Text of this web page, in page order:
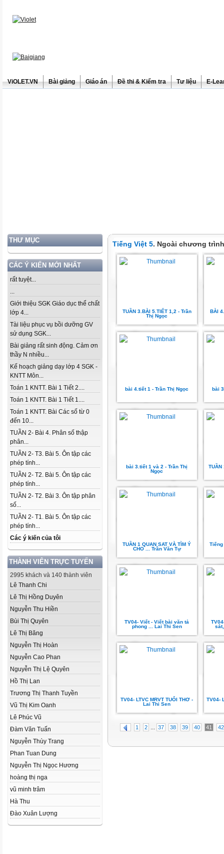
ViOLET.VN Bài giảng Giáo án Đề thi & Kiểm tra Tư liệu E-
THƯ MỤC
CÁC Ý KIẾN MỚI NHẤT
rất tuyệt...
...
Giới thiệu SGK Giáo dục thể chất
lớp 4...
Tài liệu phục vụ bồi dưỡng GV
sử dụng SGK...
Bài giảng rất sinh động. Cảm ơn
thầy N nhiều...
Kế hoạch giảng dạy lớp 4 SGK -
KNTT Môn...
Toán 1 KNTT. Bài 1 Tiết 2....
Toán 1 KNTT. Bài 1 Tiết 1....
Toán 1 KNTT. Bài Các số từ 0
đến 10...
TUẦN 2- Bài 4. Phân số thập
phân...
TUẦN 2- T3. Bài 5. Ôn tập các
phép tính...
TUẦN 2- T2. Bài 5. Ôn tập các
phép tính...
TUẦN 2- T2. Bài 3. Ôn tập phân
số...
TUẦN 2- T1. Bài 5. Ôn tập các
phép tính...
Các ý kiến của tôi
THÀNH VIÊN TRỰC TUYẾN
2995 khách và 140 thành viên
Lê Thanh Chi
Lê Thị Hồng Duyên
Nguyễn Thu Hiền
Bùi Thị Quyên
Lê Thị Băng
Nguyễn Thị Hoàn
Nguyễn Cao Phan
Nguyễn Thị Lệ Quyên
Hồ Thị Lan
Trương Thị Thanh Tuyền
Vũ Thị Kim Oanh
Lê Phúc Vũ
Đàm Văn Tuấn
Nguyễn Thùy Trang
Phan Tuan Dung
Nguyễn Thị Ngọc Hương
hoàng thị nga
vũ minh trâm
Hà Thu
Đào Xuân Lượng
Tiếng Việt 5. Ngoài chương
TUẦN 3.BÀI 5.TIẾT 1,2 - Trần
Thị Ngọc
BÀI
bài 4.tiết 1 - Trần Thị Ngọc bài
bài 3.tiết 1 và 2 - Trần Thị
Ngọc
TUẦN
TUẦN 1 QUAN SAT VÀ TÌM Ý
CHO ... Trần Văn Tự
Tiếng
TV04- Viết - Viết bài văn tả
phong ... Lai Thi Sen
TV04- LTVC MRVT TUỔI THƠ -
Lai Thi Sen
TV04-
1 2 ... 37 38 39 40 41 42